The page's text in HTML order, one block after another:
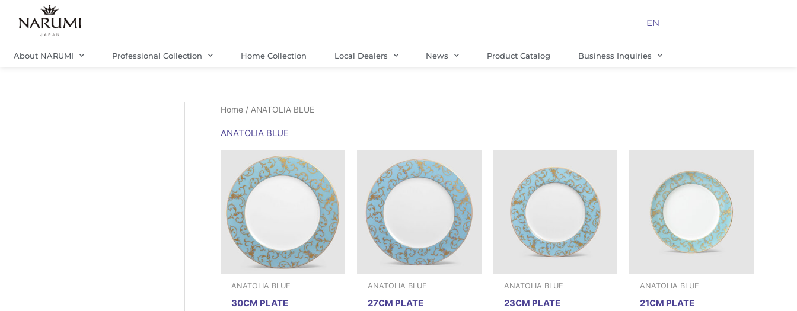
EN
About NARUMI Professional Collection Home Collection Local Dealers News Product Catalog Business Inquiries
Home / ANATOLIA BLUE
ANATOLIA BLUE
ANATOLIA BLUE
30CM PLATE
ANATOLIA BLUE
27CM PLATE
ANATOLIA BLUE
23CM PLATE
ANATOLIA BLUE
21CM PLATE